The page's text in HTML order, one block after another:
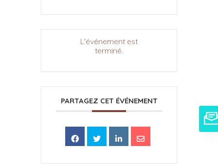
L'événement est
terminé.
PARTAGEZ CET ÉVÉNEMENT